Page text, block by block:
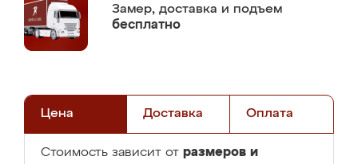
Замер, доставка и подъем
бесплатно
Цена Доставка Оплата
Стоимость зависит от размеров и